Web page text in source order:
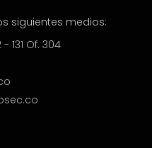
siguientes medios:
131 Of. 304